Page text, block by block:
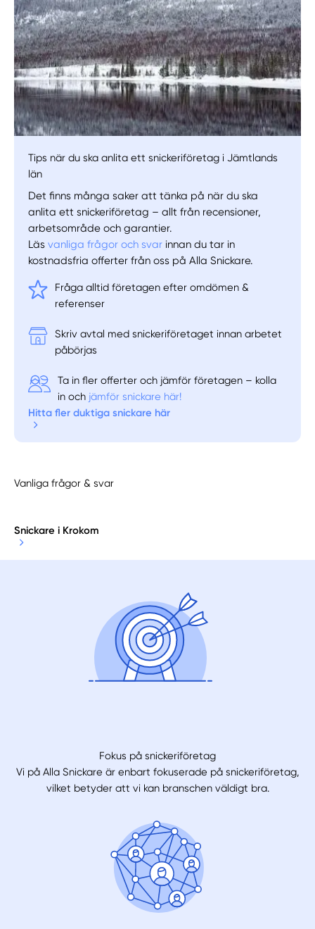
Tips när du ska anlita ett snickeriföretag i Jämtlands
län
Det finns många saker att tänka på när du ska
anlita ett snickeriföretag – allt från recensioner,
arbetsområde och garantier.
Läsvanliga frågor och svar innan du tar in
kostnadsfria offerter från oss på Alla Snickare.
Fråga alltid företagen efter omdömen &
referenser
Skriv avtal med snickeriföretaget innan arbetet
påbörjas
Ta in fler offerter och jämför företagen – kolla
in och jämför snickare här!
Hitta fler duktiga snickare här
Vanliga frågor & svar
Snickare i Krokom
Fokus på snickeriföretag
Vi på Alla Snickare är enbart fokuserade på snickeriföretag,
vilket betyder att vi kan branschen väldigt bra.